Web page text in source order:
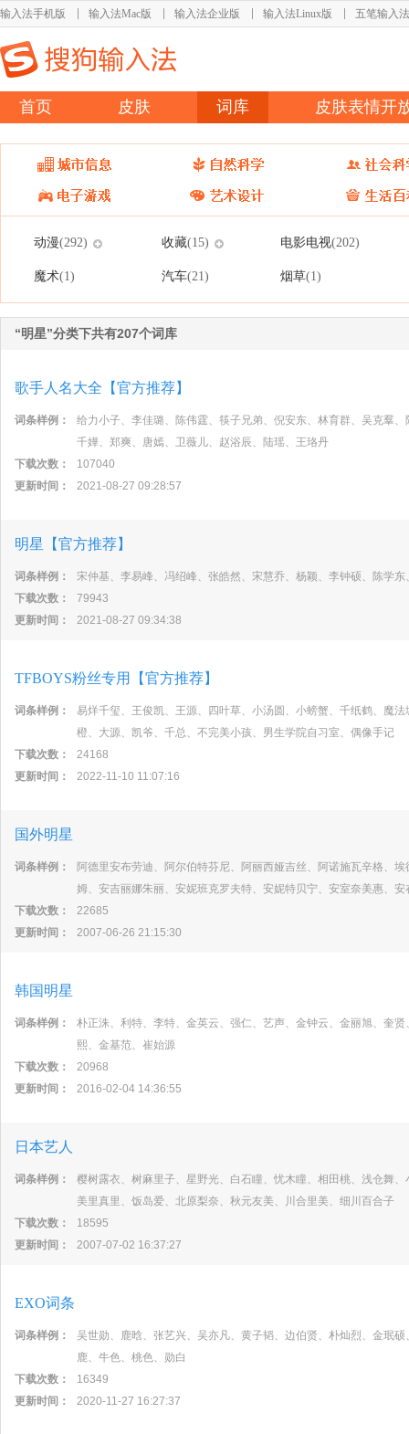
输入法手机版 输入法Mac版 输入法企业版 输入法Linux版 五笔输入法
首页 皮肤 词库 皮肤表情开
动漫(292) 收藏(15) 电影电视(202)
魔术(1) 汽车(21) 烟草(1)
“明星”分类下共有207个词库
歌手人名大全【官方推荐】
词条样例：
给力小子、李佳璐、陈伟霆、筷子兄弟、倪安东、林育群、吴克羣
千嬅、郑爽、唐嫣、卫薇儿、赵浴辰、陆瑶、王珞丹
下载次数：
107040
更新时间：
2021-08-27 09:28:57
明星【官方推荐】
词条样例：
宋仲基、李易峰、冯绍峰、张皓然、宋慧乔、杨颖、李钟硕、陈学东
下载次数：
79943
更新时间：
2021-08-27 09:34:38
TFBOYS粉丝专用【官方推荐】
词条样例：
易烊千玺、王俊凯、王源、四叶草、小汤圆、小螃蟹、千纸鹤、魔
橙、大源、凯爷、千总、不完美小孩、男生学院自习室、偶像手记
下载次数：
24168
更新时间：
2022-11-10 11:07:16
国外明星
词条样例：
阿德里安布劳迪、阿尔伯特芬尼、阿丽西娅吉丝、阿诺施瓦辛格、
姆、安吉丽娜朱丽、安妮班克罗夫特、安妮特贝宁、安室奈美惠、
下载次数：
22685
更新时间：
2007-06-26 21:15:30
韩国明星
词条样例：
朴正洙、利特、李特、金英云、强仁、艺声、金钟云、金丽旭、奎
熙、金基范、崔始源
下载次数：
20968
更新时间：
2016-02-04 14:36:55
日本艺人
词条样例：
樱树露衣、树麻里子、星野光、白石瞳、忧木瞳、相田桃、浅仓舞
美里真里、饭岛爱、北原梨奈、秋元友美、川合里美、细川百合子
下载次数：
18595
更新时间：
2007-07-02 16:37:27
EXO词条
词条样例：
吴世勋、鹿晗、张艺兴、吴亦凡、黄子韬、边伯贤、朴灿烈、金珉
鹿、牛色、桃色、勋白
下载次数：
16349
更新时间：
2020-11-27 16:27:37